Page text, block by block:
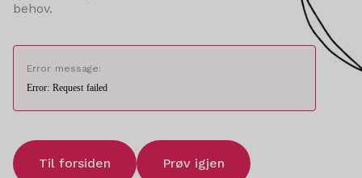
behov.
Error message:
Error: Request failed
Til forsiden Prøv igjen